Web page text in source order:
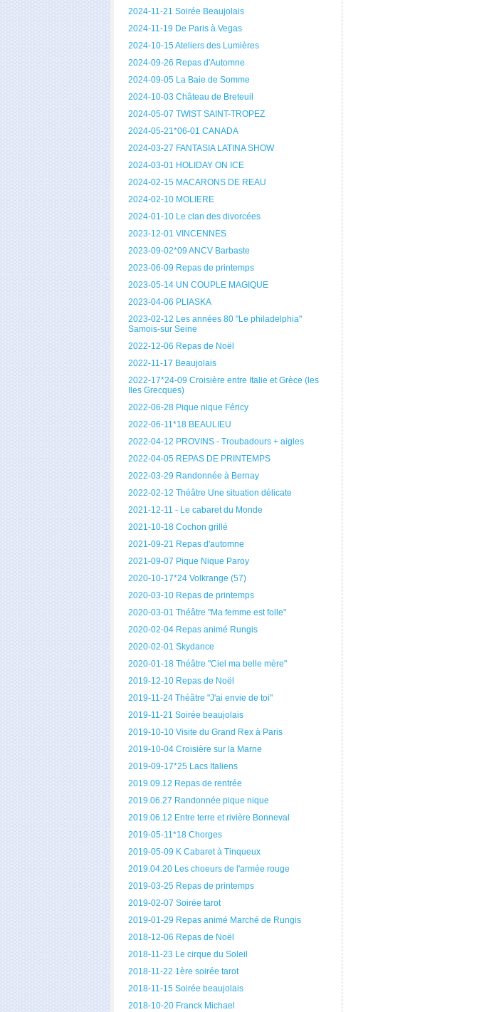
2024-11-21 Soirée Beaujolais
2024-11-19 De Paris à Vegas
2024-10-15 Ateliers des Lumières
2024-09-26 Repas d'Automne
2024-09-05 La Baie de Somme
2024-10-03 Château de Breteuil
2024-05-07 TWIST SAINT-TROPEZ
2024-05-21*06-01 CANADA
2024-03-27 FANTASIA LATINA SHOW
2024-03-01 HOLIDAY ON ICE
2024-02-15 MACARONS DE REAU
2024-02-10 MOLIERE
2024-01-10 Le clan des divorcées
2023-12-01 VINCENNES
2023-09-02*09 ANCV Barbaste
2023-06-09 Repas de printemps
2023-05-14 UN COUPLE MAGIQUE
2023-04-06 PLIASKA
2023-02-12 Les années 80 "Le philadelphia"
Samois-sur Seine
2022-12-06 Repas de Noël
2022-11-17 Beaujolais
2022-17*24-09 Croisière entre Italie et Grèce (les
Iles Grecques)
2022-06-28 Pique nique Féricy
2022-06-11*18 BEAULIEU
2022-04-12 PROVINS - Troubadours + aigles
2022-04-05 REPAS DE PRINTEMPS
2022-03-29 Randonnée à Bernay
2022-02-12 Théâtre Une situation délicate
2021-12-11 - Le cabaret du Monde
2021-10-18 Cochon grillé
2021-09-21 Repas d'automne
2021-09-07 Pique Nique Paroy
2020-10-17*24 Volkrange (57)
2020-03-10 Repas de printemps
2020-03-01 Théâtre "Ma femme est folle"
2020-02-04 Repas animé Rungis
2020-02-01 Skydance
2020-01-18 Théâtre "Ciel ma belle mère"
2019-12-10 Repas de Noël
2019-11-24 Théâtre "J'ai envie de toi"
2019-11-21 Soirée beaujolais
2019-10-10 Visite du Grand Rex à Paris
2019-10-04 Croisière sur la Marne
2019-09-17*25 Lacs Italiens
2019.09.12 Repas de rentrée
2019.06.27 Randonnée pique nique
2019.06.12 Entre terre et rivière Bonneval
2019-05-11*18 Chorges
2019-05-09 K Cabaret à Tinqueux
2019.04.20 Les choeurs de l'armée rouge
2019-03-25 Repas de printemps
2019-02-07 Soirée tarot
2019-01-29 Repas animé Marché de Rungis
2018-12-06 Repas de Noël
2018-11-23 Le cirque du Soleil
2018-11-22 1ère soirée tarot
2018-11-15 Soirée beaujolais
2018-10-20 Franck Michael